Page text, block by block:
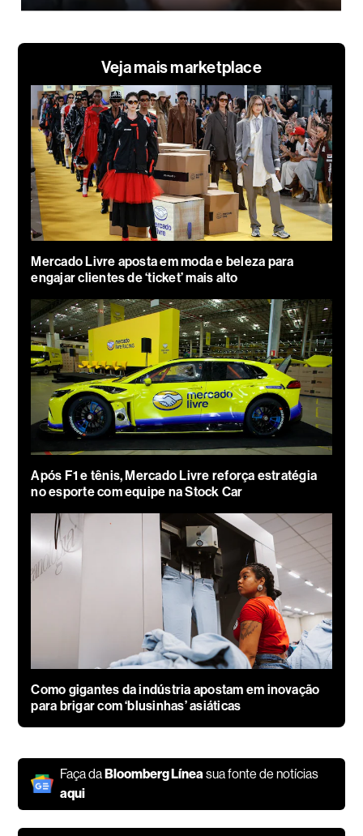
Veja mais marketplace
Mercado Livre aposta em moda e beleza para
engajar clientes de ‘ticket’ mais alto
Após F1 e tênis, Mercado Livre reforça estratégia
no esporte com equipe na Stock Car
Como gigantes da indústria apostam em inovação
para brigar com ‘blusinhas’ asiáticas
Faça daBloomberg Línea sua fonte de notícias
aqui